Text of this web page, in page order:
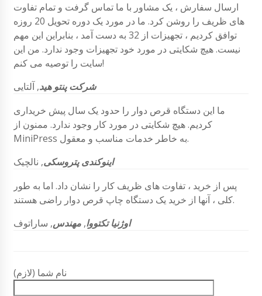
ارسال سفارش ، یک مشاور با ما تماس گرفت و تمام تفاوت
های ظریف را روشن کرد. ما در مورد یک دوره تحویل 20 روزه
توافق کردیم ، تجهیزات از 32 به دست آمد ، بنابراین این مهم
نیست. هیچ شکایتی در مورد خود تجهیزات وجود ندارد. من این
سایت را توصیه می کنم!
شرکت پنتو هید, آلتایی
ما این دستگاه قرص دوار را حدود یک سال پیش خریداری
کردیم. هیچ شکایتی در مورد کار وجود ندارد. ممنون از
MiniPress به خاطر خدمات مناسب و معقول.
اینوکندی پتروسکی, نالچیک
پس از خرید ، تفاوت های ظریف کار را نشان داد. اما به طور
کلی ، آنها از خرید یک دستگاه چاپ قرص دوار راضی هستند.
اوژنیا تکتووا, مهندس, ساراتوف
نام شما (لازم)